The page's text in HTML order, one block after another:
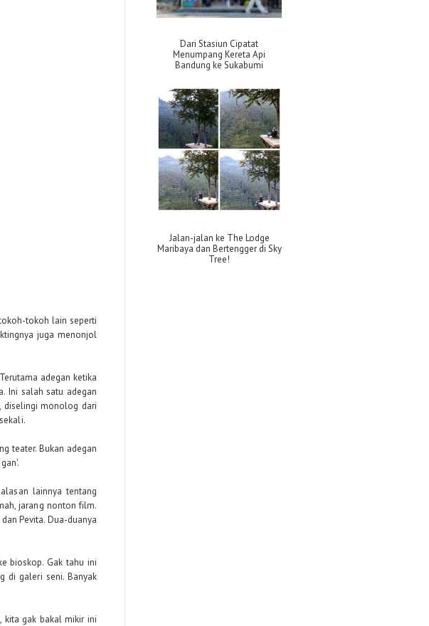
tokoh lain seperti
juga menonjol
adegan ketika
Ini salah satu adegan
diselingi monolog dari
teater. Bukan adegan
lainnya tentang
jarang nonton film.
Pevita. Dua-duanya
bioskop. Gak tahu ini
di galeri seni. Banyak
kita gak bakal mikir ini
Dari Stasiun Cipatat
Menumpang Kereta Api
Bandung ke Sukabumi
Jalan-jalan ke The Lodge
Maribaya dan Bertengger di Sky
Tree!